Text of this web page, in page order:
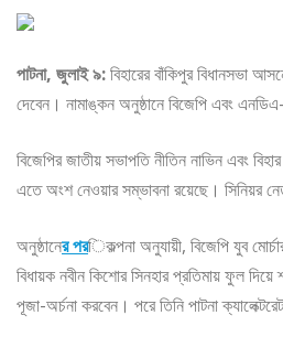
পাটনা, জুলাই ৯:বিহারের বাঁকিপুর বিধানসভা
দেবেন। নামাঙ্কন অনুষ্ঠানে বিজেপি এবং
বিজেপির জাতীয় সভাপতি নীতিন নাভিন এবং
এতে অংশ নেওয়ার সম্ভাবনা রয়েছে। সিনিয়র
অনুষ্ঠানের পরিকল্পনা অনুযায়ী, বিজেপি যুব
বিধায়ক নবীন কিশোর সিনহার প্রতিমায় ফুল দিয়ে
পূজা-অর্চনা করবেন। পরে তিনি পাটনা